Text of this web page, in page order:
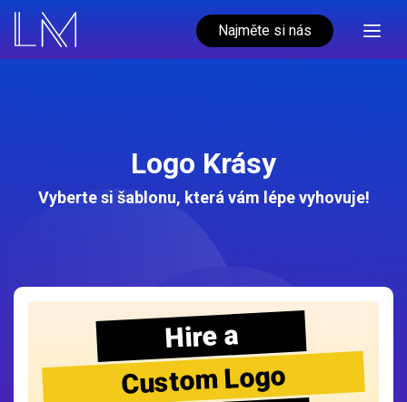
Najměte si nás
Logo Krásy
Vyberte si šablonu, která vám lépe vyhovuje!
Hire a
Custom Logo